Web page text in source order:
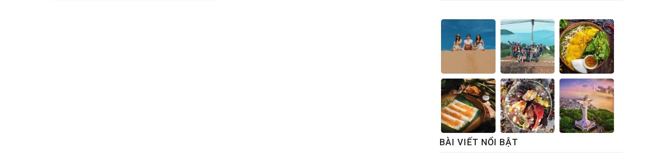
BÀI VIẾT NỔI BẬT